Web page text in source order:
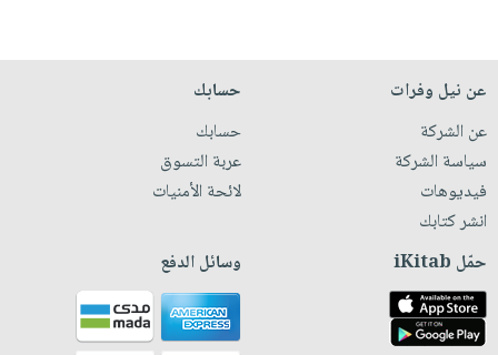
عن نيل وفرات
عن الشركة
سياسة الشركة
فيديوهات
انشر كتابك
حسابك
حسابك
عربة التسوق
لائحة الأمنيات
حمّل iKitab وسائل الدفع